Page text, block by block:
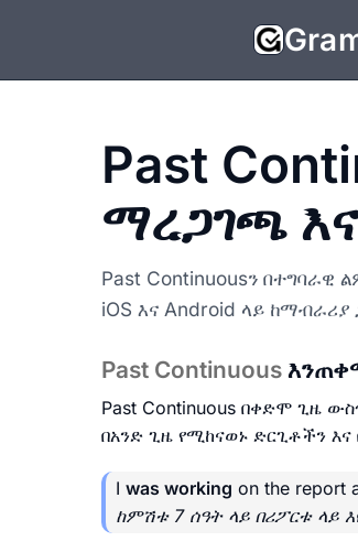
Past
ማረጋገጫ
Past Continuousን
iOS እና Android ላይ ከማብራሪያ
Past Continuous
Past Continuous በቀድሞ ጊዜ
በአንድ ጊዜ የሚከናወኑ ድርጊቶችን
I was working on the report
ከምሽቱ 7 ሰዓት ላይ በሪፖርቱ ላይ